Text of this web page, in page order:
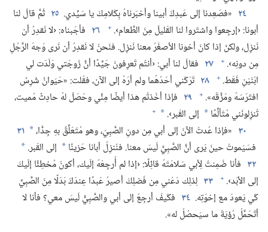
٢٤ «فصَعِدنا إلى عَبدِكَ أبينا وأخبَرناهُ بِكَلامِكَ يا سَيِّدي.‏ ٢٥ ثُمَّ قالَ لنا
أبونا:‏ ‹إرجِعوا واشتَروا لنا القَليلَ مِنَ الطَّعام›.‏ + ٢٦ فأجَبناه:‏ ‹لا نَقدِرُ أن
نَنزِل،‏ ولكنْ إذا كانَ أخونا الأصغَرُ معنا نَنزِل.‏ فنَحنُ لا نَقدِرُ أن نَرى وَجهَ الرَّجُلِ
مِن دونِه›.‏ + ٢٧ فقالَ لنا أبي:‏ ‹أنتُم تَعرِفونَ جَيِّدًا أنَّ زَوجَتي وَلَدَت لي
ابْنَيْنِ فَقَط.‏ + ٢٨ تَرَكَني أحَدُهُما ولم أرَهُ إلى الآن،‏ فقُلت:‏ «حَيَوانٌ شَرِسٌ
افتَرَسَهُ ومَزَّقَه».‏ + ٢٩ فإذا أخَذتُم هذا أيضًا مِنِّي وحَصَلَ لهُ حادِثٌ مُميت،‏
تُنزِلونَني مُتَألِّمًا * إلى القَبر›.‏ *
+
٣٠ «فإذا عُدتُ الآنَ إلى أبي مِن دونِ الصَّبِيّ،‏ وهو مُتَعَلِّقٌ بهِ جِدًّا،‏* ٣١
فسَيَموتُ حينَ يَرى أنَّ الصَّبِيَّ لَيسَ معنا.‏ فنُنزِلُ أبانا حَزينًا * إلى القَبر.‏ *
٣٢ فأنا ضَمِنتُ لِأبي سَلامَتَهُ قائِلًا:‏ ‹إذا لم أُرجِعْهُ إلَيك،‏ أكونُ مُخطِئًا إلَيكَ
إلى الأبَد›.‏ + ٣٣ لِذلِك دَعْني مِن فَضلِكَ أصيرُ عَبدًا عِندَكَ بَدَلًا مِنَ الصَّبِيِّ
كَي يَعودَ مع إخوَتِه.‏ ٣٤ فكَيفَ أرجِعُ إلى أبي والصَّبِيُّ لَيسَ معي؟‏ فأنا لا
أتَحَمَّلُ رُؤيَةَ ما سيَحصُلُ له».‏